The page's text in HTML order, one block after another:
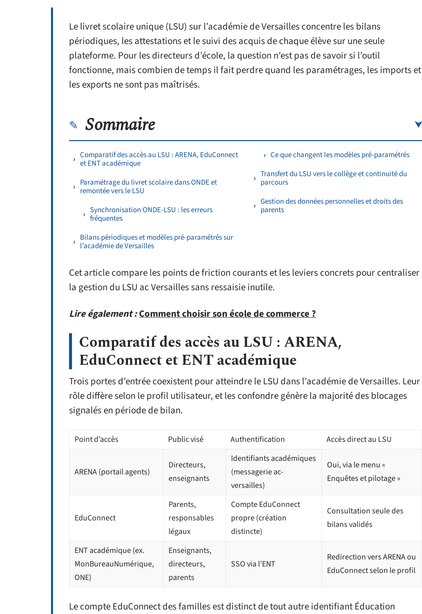
Le livret scolaire unique (LSU) sur l’académie de Versailles concentre les bilans
périodiques, les attestations et le suivi des acquis de chaque élève sur une seule
plateforme. Pour les directeurs d’école, la question n’est pas de savoir si l’outil
fonctionne, mais combien de temps il fait perdre quand les paramétrages, les imports et
les exports ne sont pas maîtrisés.
Sommaire
Comparatif des accès au LSU : ARENA, EduConnect
et ENT académique
Paramétrage du livret scolaire dans ONDE et
remontée vers le LSU
Synchronisation ONDE-LSU : les erreurs
fréquentes
Bilans périodiques et modèles pré-paramétrés sur
l’académie de Versailles
Ce que changent les modèles pré-paramétrés
Transfert du LSU vers le collège et continuité du
parcours
Gestion des données personnelles et droits des
parents
Cet article compare les points de friction courants et les leviers concrets pour centraliser
la gestion du LSU ac Versailles sans ressaisie inutile.
Lire également :Comment choisir son école de commerce ?
Comparatif des accès au LSU : ARENA,
EduConnect et ENT académique
Trois portes d’entrée coexistent pour atteindre le LSU dans l’académie de Versailles. Leur
rôle diffère selon le profil utilisateur, et les confondre génère la majorité des blocages
signalés en période de bilan.
Point d’accès Public visé Authentification Accès direct au LSU
ARENA (portail agents)
Directeurs,
enseignants
Identifiants académiques
(messagerie ac-
versailles)
Oui, via le menu «
Enquêtes et pilotage »
EduConnect
Parents,
responsables
légaux
Compte EduConnect
propre (création
distincte)
Consultation seule des
bilans validés
ENT académique (ex.
MonBureauNumérique,
ONE)
Enseignants,
directeurs,
parents
SSO via l’ENT
Redirection vers ARENA ou
EduConnect selon le profil
Le compte EduConnect des familles est distinct de tout autre identifiant Éducation